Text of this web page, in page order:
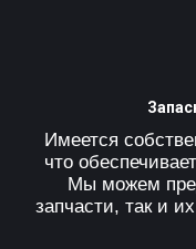
Имеется
что
Мы можем
запчасти, так и